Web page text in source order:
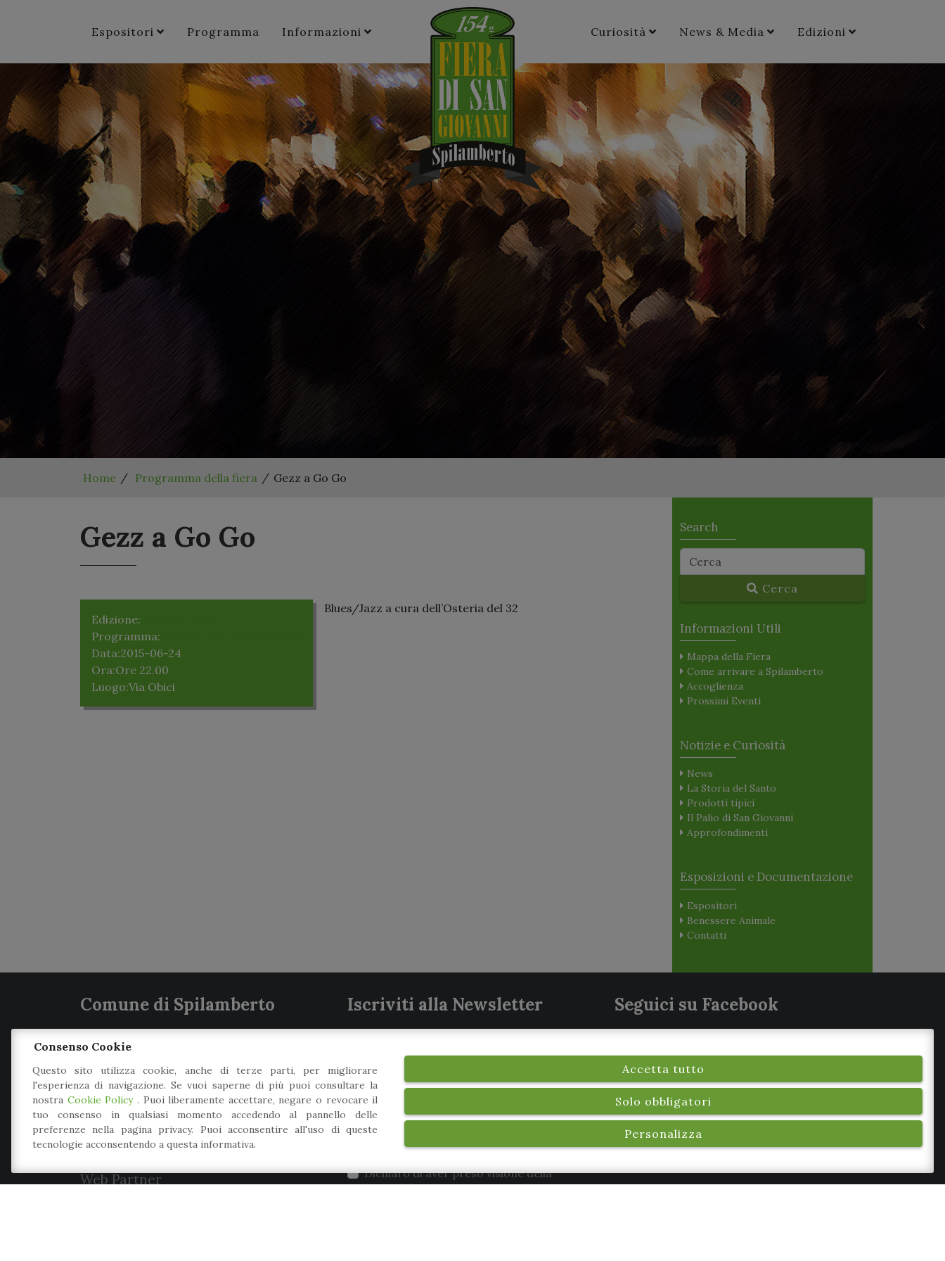
Espositori Programma Informazioni Curiosità News & Media Edizioni
Home Programma della fiera Gezz a Go Go
Gezz a Go Go
Edizione:
Programma:
Data:2015-06-24
Ora:Ore 22.00
Luogo:Via Obici
Blues/Jazz a cura dell’Osteria del 32
Search
Cerca
Informazioni Utili
Mappa della Fiera
Come arrivare a Spilamberto
Accoglienza
Prossimi Eventi
Notizie e Curiosità
News
La Storia del Santo
Prodotti tipici
Il Palio di San Giovanni
Approfondimenti
Esposizioni e Documentazione
Espositori
Benessere Animale
Contatti
Comune di Spilamberto
P.zza Caduti per la libertà, 3
Tel.: 059 789 966
Mail: info@comune.spilamberto.mo.it
Meccanismo di feedback
Dichiarazione di accessibilità
Web Partner
Iscriviti alla Newsletter
in contatto con noi. Non ti invieremo
materiale sgradito o spam, e potrai
cancellarti in ogni momento.
Dichiaro di aver preso visione della
Seguici su Facebook
Consenso Cookie
Questo sito utilizza cookie, anche di terze parti, per migliorare
l'esperienza di navigazione. Se vuoi saperne di più puoi consultare la
nostra Cookie Policy . Puoi liberamente accettare, negare o revocare il
tuo consenso in qualsiasi momento accedendo al pannello delle
preferenze nella pagina privacy. Puoi acconsentire all'uso di queste
tecnologie acconsentendo a questa informativa.
Accetta tutto
Solo obbligatori
Personalizza